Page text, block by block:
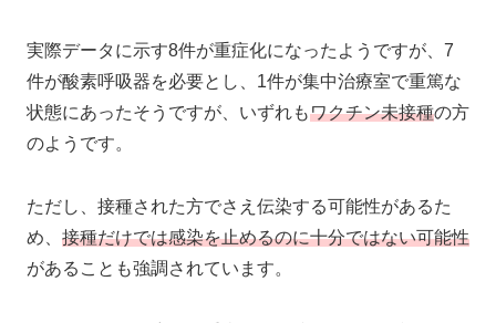
実際データに示す8件が重症化になったようですが、7
件が酸素呼吸器を必要とし、1件が集中治療室で重篤な
状態にあったそうですが、いずれもワクチン未接種の方
のようです。
ただし、接種された方でさえ伝染する可能性があるた
め、 接種だけでは感染を止めるのに十分ではない可能性
があることも強調されています。